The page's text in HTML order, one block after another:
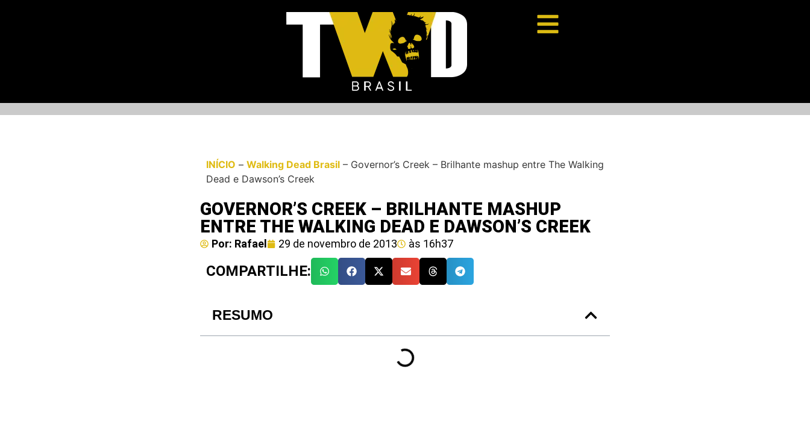
INÍCIO – Walking Dead Brasil – Governor’s Creek – Brilhante mashup entre The Walking
Dead e Dawson’s Creek
GOVERNOR’S CREEK – BRILHANTE MASHUP
ENTRE THE WALKING DEAD E DAWSON’S CREEK
Por: Rafael 29 de novembro de 2013 às 16h37
COMPARTILHE:
RESUMO